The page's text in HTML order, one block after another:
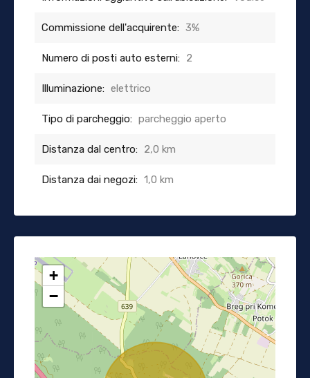
Commissione dell'acquirente: 3%
Numero di posti auto esterni: 2
Illuminazione: elettrico
Tipo di parcheggio: parcheggio aperto
Distanza dal centro: 2,0 km
Distanza dai negozi: 1,0 km
+
−